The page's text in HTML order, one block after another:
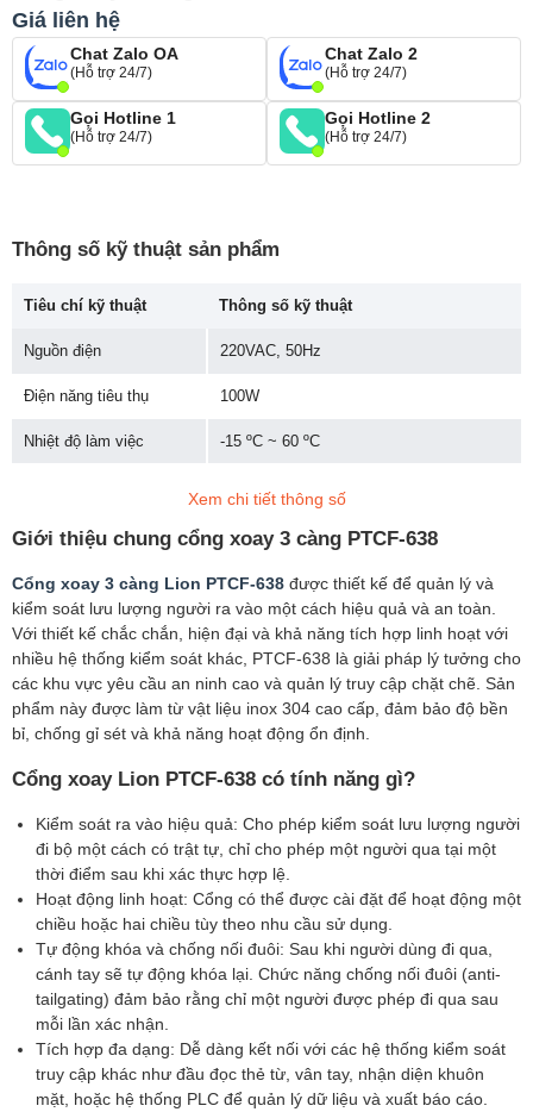
Giá liên hệ
Chat Zalo OA
(Hỗ trợ 24/7)
Chat Zalo 2
(Hỗ trợ 24/7)
Gọi Hotline 1
(Hỗ trợ 24/7)
Gọi Hotline 2
(Hỗ trợ 24/7)
Giới thiệu chung cổng xoay 3 càng PTCF-638
Cổng xoay 3 càng Lion PTCF-638 được thiết kế để quản lý và
kiểm soát lưu lượng người ra vào một cách hiệu quả và an toàn.
Với thiết kế chắc chắn, hiện đại và khả năng tích hợp linh hoạt với
nhiều hệ thống kiểm soát khác, PTCF-638 là giải pháp lý tưởng cho
các khu vực yêu cầu an ninh cao và quản lý truy cập chặt chẽ. Sản
phẩm này được làm từ vật liệu inox 304 cao cấp, đảm bảo độ bền
bỉ, chống gỉ sét và khả năng hoạt động ổn định.
Cổng xoay Lion PTCF-638 có tính năng gì?
Kiểm soát ra vào hiệu quả: Cho phép kiểm soát lưu lượng người
đi bộ một cách có trật tự, chỉ cho phép một người qua tại một
thời điểm sau khi xác thực hợp lệ.
Hoạt động linh hoạt: Cổng có thể được cài đặt để hoạt động một
chiều hoặc hai chiều tùy theo nhu cầu sử dụng.
Tự động khóa và chống nối đuôi: Sau khi người dùng đi qua,
cánh tay sẽ tự động khóa lại. Chức năng chống nối đuôi (anti-
tailgating) đảm bảo rằng chỉ một người được phép đi qua sau
mỗi lần xác nhận.
Tích hợp đa dạng: Dễ dàng kết nối với các hệ thống kiểm soát
truy cập khác như đầu đọc thẻ từ, vân tay, nhận diện khuôn
mặt, hoặc hệ thống PLC để quản lý dữ liệu và xuất báo cáo.
Thông số kỹ thuật sản phẩm
Tiêu chí kỹ thuật Thông số kỹ thuật
Nguồn điện 220VAC, 50Hz
Điện năng tiêu thụ 100W
Nhiệt độ làm việc -15 ºC ~ 60 ºC
Độ rộng cánh tay 510 mm
Lưu lượng qua lại
30 người/phút (chế độ dùng thẻ không
tiếp xúc)
Thời gian đóng mở cánh
tay
2 giây
Trọng lượng 38kg
Xem chi tiết thông số